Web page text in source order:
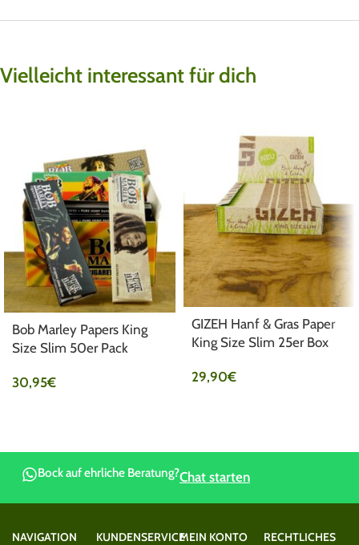
Vielleicht interessant für dich
Bob Marley Papers King
Size Slim 50er Pack
30,95€
GIZEH Hanf & Gras Paper
King Size Slim 25er Box
29,90€
Bock auf ehrliche Beratung?Chat starten
NAVIGATION
KUNDENSERVICEMEIN KONTO
RECHTLICHES